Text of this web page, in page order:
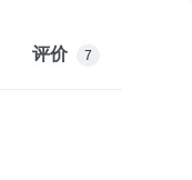
评价 7